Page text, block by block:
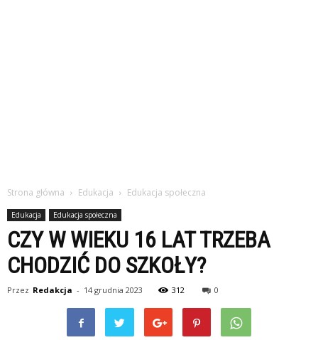
Strona główna Edukacja Edukacja społeczna
Edukacja Edukacja społeczna
CZY W WIEKU 16 LAT TRZEBA
CHODZIĆ DO SZKOŁY?
Przez Redakcja - 14 grudnia 2023 312 0